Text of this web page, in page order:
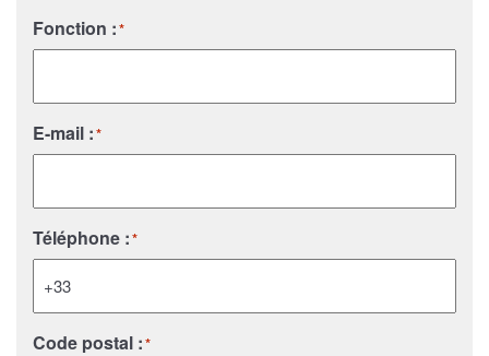
Fonction :*
E-mail :*
Téléphone :*
Code postal :*